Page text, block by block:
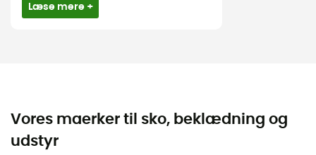
Læse mere +
Vores maerker til sko, beklædning og
udstyr